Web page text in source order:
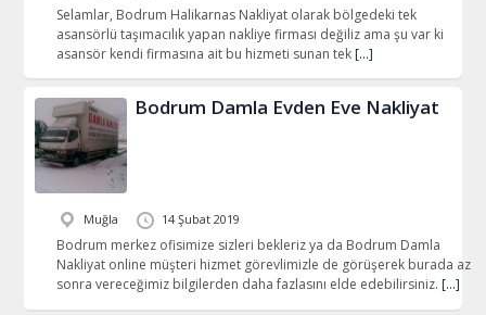
Selamlar, Bodrum Halikarnas Nakliyat olarak bölgedeki tek
asansörlü taşımacılık yapan nakliye firması değiliz ama şu var ki
asansör kendi firmasına ait bu hizmeti sunan tek […]
Bodrum Damla Evden Eve Nakliyat
Muğla 14 Şubat 2019
Bodrum merkez ofisimize sizleri bekleriz ya da Bodrum Damla
Nakliyat online müşteri hizmet görevlimizle de görüşerek burada az
sonra vereceğimiz bilgilerden daha fazlasını elde edebilirsiniz. […]